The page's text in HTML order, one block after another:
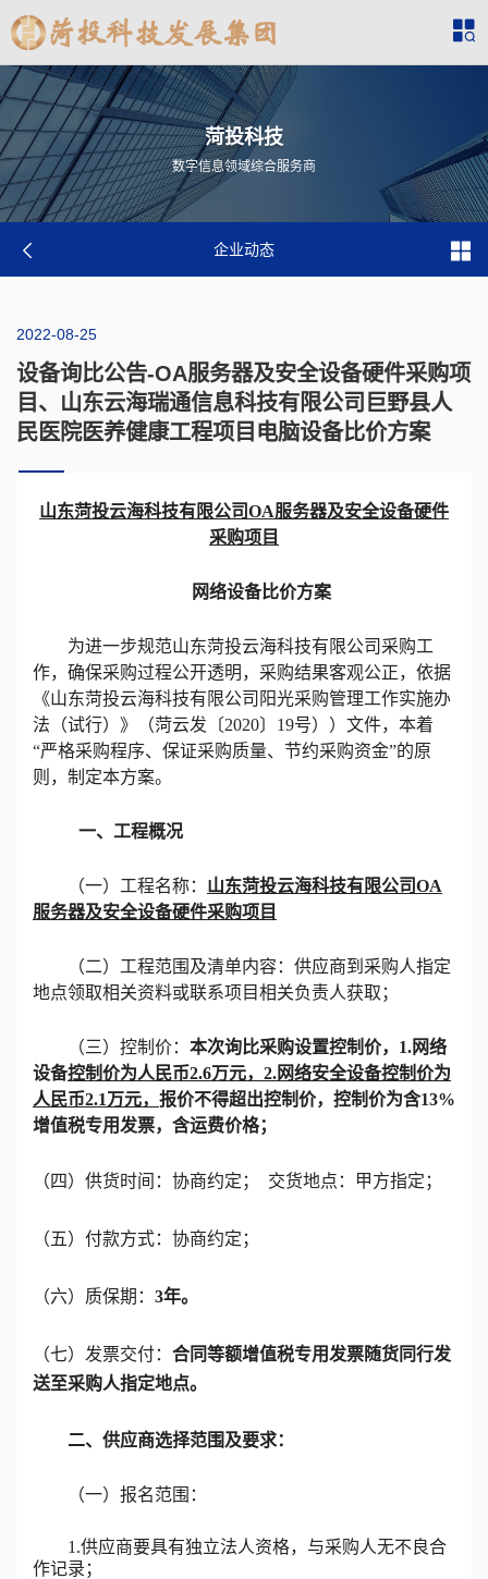
菏投科技
数字信息领域综合服务商
企业动态
2022-08-25
设备询比公告-OA服务器及安全设备硬件采购项
目、山东云海瑞通信息科技有限公司巨野县人
民医院医养健康工程项目电脑设备比价方案
山东菏投云海科技有限公司OA服务器及安全设备硬件
采购项目
网络设备比价方案
为进一步规范山东菏投云海科技有限公司 采购工
作，确保采购过程公开透明，采购结果客观公正，依据
《山东菏投云海科技有限公司阳光采购管理工作实施办
法（试行）》（菏云发〔2020〕19号）） 文件，本着
“严格采购程序、保证采购质量、节约采购资金”的原
则，制定本方案。
一、 工程概况
（一）工程名称： 山东菏投云海科技有限公司OA
服务器及安全设备硬件采购项目
（二）工程范围及清单内容：供应商到采购人指定
地点领取相关资料或联系项目相关负责人获取；
（三）控制价： 本次询比采购设置控制价， 1.网络
设备控制价为人民币2.6万元， 2.网络安全设备控制价为
人民币2.1万元， 报价不得超出控制价，控制价为含13%
增值税专用发票， 含运费价格；
（四） 供货时间：协商约定； 交货地点：甲方指定；
（五）付款方式：协商约定；
（六）质保期： 3年。
（七）发票交付： 合同等额增值税专用发票随货同行发
送至采购人指定地点。
二、 供应商选择范围及要求：
（一）报名范围：
1.供应商要具有独立法人资格，与采购人无不良合
作记录；